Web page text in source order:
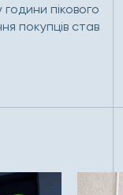
пікового
покупців став